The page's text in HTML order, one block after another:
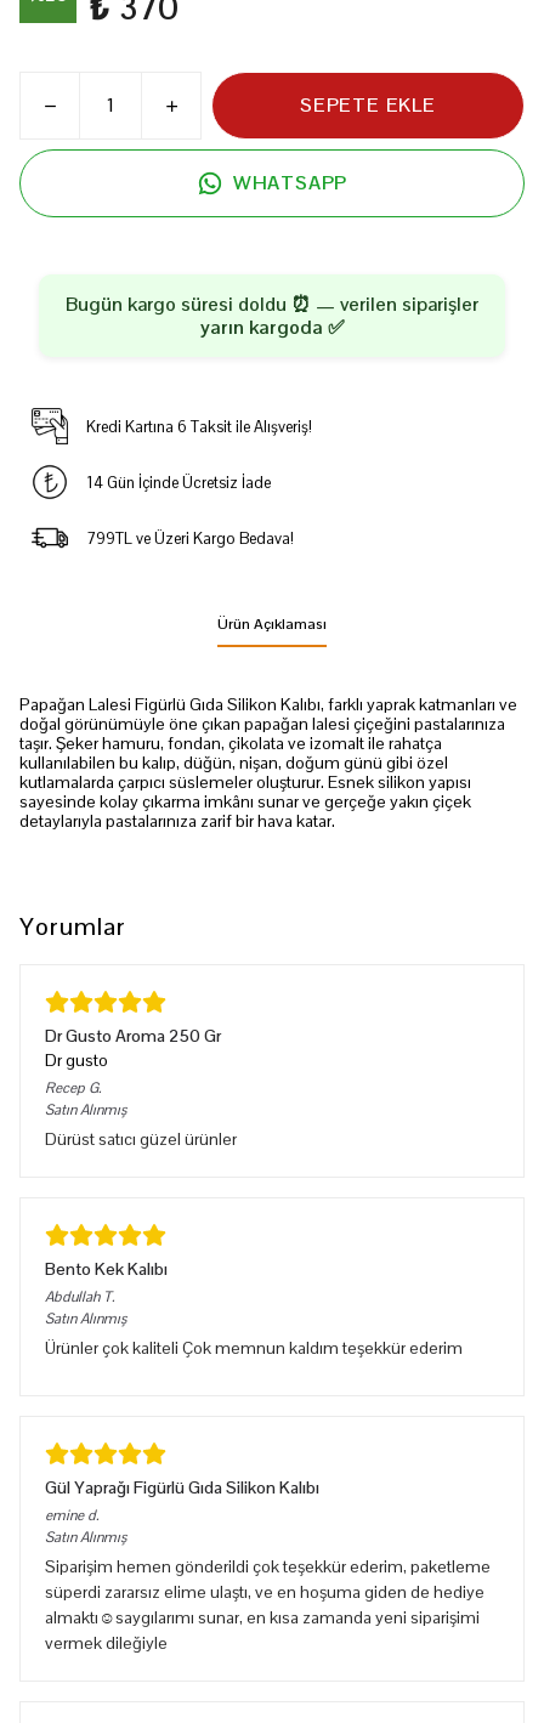
SEPETE EKLE
WHATSAPP
Bugün kargo süresi doldu ⏰ — verilen siparişler
yarın kargoda ✅
Kredi Kartına 6 Taksit ile Alışveriş!
14 Gün İçinde Ücretsiz İade
799TL ve Üzeri Kargo Bedava!
Ürün Açıklaması
Papağan Lalesi Figürlü Gıda Silikon Kalıbı, farklı yaprak katmanları ve
doğal görünümüyle öne çıkan papağan lalesi çiçeğini pastalarınıza
taşır. Şeker hamuru, fondan, çikolata ve izomalt ile rahatça
kullanılabilen bu kalıp, düğün, nişan, doğum günü gibi özel
kutlamalarda çarpıcı süslemeler oluşturur. Esnek silikon yapısı
sayesinde kolay çıkarma imkânı sunar ve gerçeğe yakın çiçek
detaylarıyla pastalarınıza zarif bir hava katar.
Yorumlar
Dr Gusto Aroma 250 Gr
Dr gusto
Recep G.
Satın Alınmış
Dürüst satıcı güzel ürünler
Bento Kek Kalıbı
Abdullah T.
Satın Alınmış
Ürünler çok kaliteli Çok memnun kaldım teşekkür ederim
Gül Yaprağı Figürlü Gıda Silikon Kalıbı
emine d.
Satın Alınmış
Siparişim hemen gönderildi çok teşekkür ederim, paketleme
süperdi zararsız elime ulaştı, ve en hoşuma giden de hediye
almaktı☺️saygılarımı sunar, en kısa zamanda yeni siparişimi
vermek dileğiyle